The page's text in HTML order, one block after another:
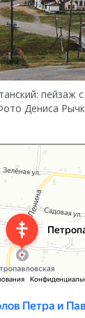
пейзаж
Дениса